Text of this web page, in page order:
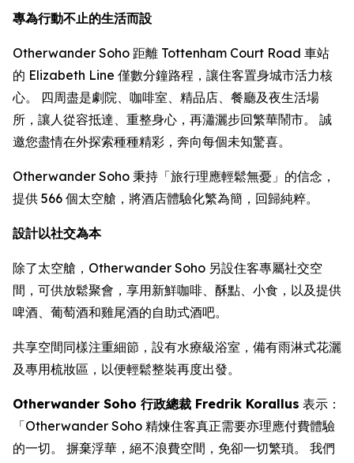
專為行動不止的生活而設
Otherwander Soho 距離 Tottenham Court Road 車站
的 Elizabeth Line 僅數分鐘路程，讓住客置身城市活力核
心。 四周盡是劇院、咖啡室、精品店、餐廳及夜生活場
所，讓人從容抵達、重整身心，再瀟灑步回繁華鬧市。 誠
邀您盡情在外探索種種精彩，奔向每個未知驚喜。
Otherwander Soho 秉持「旅行理應輕鬆無憂」的信念，
提供 566 個太空艙，將酒店體驗化繁為簡，回歸純粹。
設計以社交為本
除了太空艙，Otherwander Soho 另設住客專屬社交空
間，可供放鬆聚會，享用新鮮咖啡、酥點、小食，以及提供
啤酒、葡萄酒和雞尾酒的自助式酒吧。
共享空間同樣注重細節，設有水療級浴室，備有雨淋式花灑
及專用梳妝區，以便輕鬆整裝再度出發。
Otherwander Soho 行政總裁 Fredrik Korallus 表示：
「Otherwander Soho 精煉住客真正需要亦理應付費體驗
的一切。 摒棄浮華，絕不浪費空間，免卻一切繁瑣。 我們